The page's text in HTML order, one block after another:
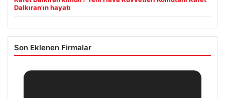
Dalkıran’ın hayatı
Son Eklenen Firmalar